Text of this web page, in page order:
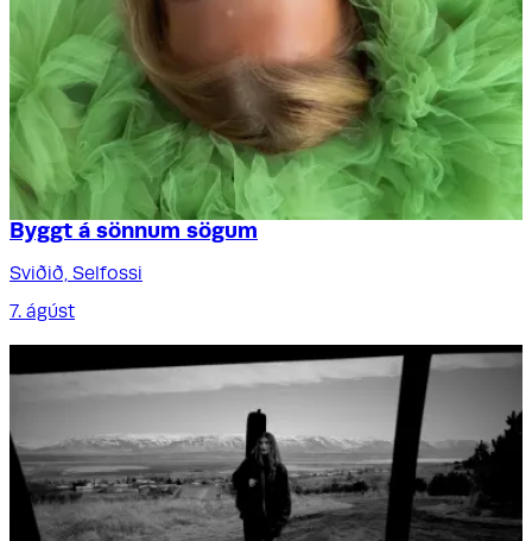
Byggt á sönnum sögum
Sviðið, Selfossi
7. ágúst